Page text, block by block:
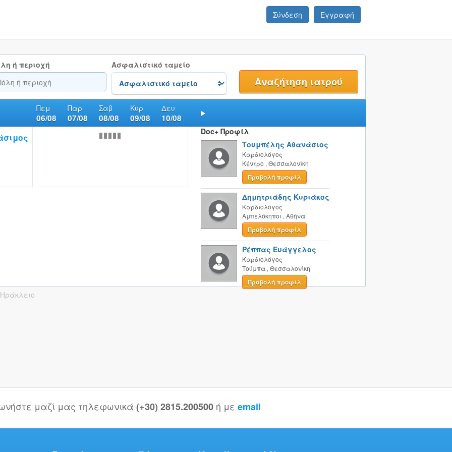
Σύνδεση Εγγραφή
ή περιοχή Ασφαλιστικό ταμείο
Πεμ
06/08
Παρ
07/08
Σαβ
08/08
Κυρ
09/08
Δευ
10/08
Doc+ Προφίλ
Τουμπέλης Αθανάσιος
Καρδιολόγος
Κέντρο , Θεσσαλονίκη
Προβολή προφίλ
Δημητριάδης Κυριάκος
Καρδιολόγος
Αμπελόκηποι , Αθήνα
Προβολή προφίλ
Ρέππας Ευάγγελος
Καρδιολόγος
Τούμπα , Θεσσαλονίκη
Προβολή προφίλ
Ηράκλειο
μαζί μας τηλεφωνικά (+30) 2815.200500 ή με email